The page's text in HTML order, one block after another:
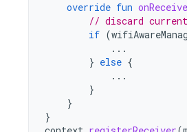
override fun onReceive
// discard
if (
...
} else {
...
}
}
}